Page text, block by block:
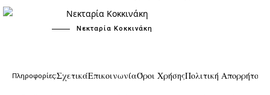
Νεκταρία Κοκκινάκη
Πληροφορίες:ΣχετικάΕπικοινωνίαΌροι ΧρήσηςΠολιτική Απορρήτου